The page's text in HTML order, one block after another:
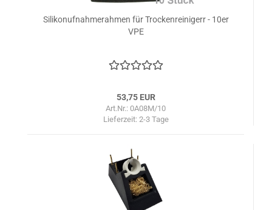
Silikonufnahmerahmen für Trockenreinigerr - 10er
VPE
53,75 EUR
Art.Nr.: 0A08M/10
Lieferzeit: 2-3 Tage